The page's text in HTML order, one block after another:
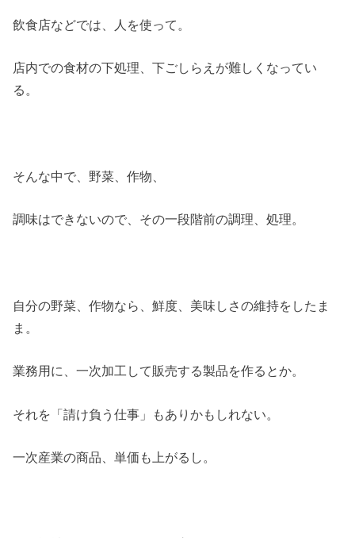
飲食店などでは、人を使って。
店内での食材の下処理、下ごしらえが難しくなってい
る。
そんな中で、野菜、作物、
調味はできないので、その一段階前の調理、処理。
自分の野菜、作物なら、鮮度、美味しさの維持をしたま
ま。
業務用に、一次加工して販売する製品を作るとか。
それを「請け負う仕事」もありかもしれない。
一次産業の商品、単価も上がるし。